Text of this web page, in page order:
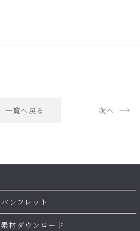
一覧へ戻る 次へ
パンフレット
材ダウンロード